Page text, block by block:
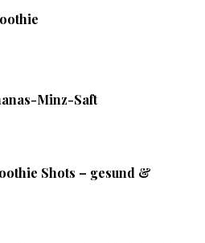
Minz-Saft
Shots – gesund &